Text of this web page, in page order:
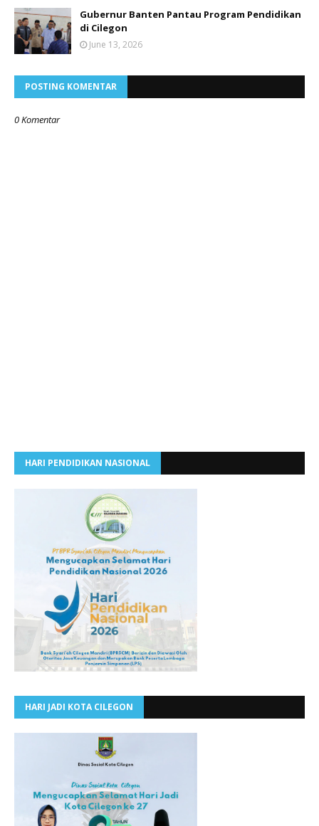
Gubernur Banten Pantau Program Pendidikan
di Cilegon
June 13, 2026
POSTING KOMENTAR
0 Komentar
HARI PENDIDIKAN NASIONAL
HARI JADI KOTA CILEGON